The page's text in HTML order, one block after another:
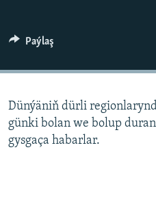
Paýlaş
Dünýäniň dürli
günki bolan we bolup
gysgaça habarlar.